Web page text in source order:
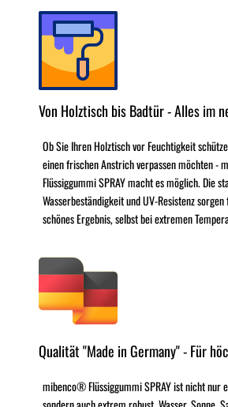
Von Holztisch bis Badtür - Alles im
Ob Sie Ihren Holztisch vor Feuchtigkeit
einen frischen Anstrich verpassen möchten -
Flüssiggummi SPRAY macht es möglich. Die
Wasserbeständigkeit und UV-Resistenz
schönes Ergebnis, selbst bei extremen
Qualität "Made in Germany" - Für
mibenco® Flüssiggummi SPRAY ist nicht nur